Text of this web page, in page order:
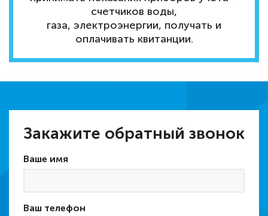
счетчиков воды,
газа, электроэнергии, получать и
оплачивать квитанции.
Закажите обратный звонок
Ваше имя
Ваш телефон